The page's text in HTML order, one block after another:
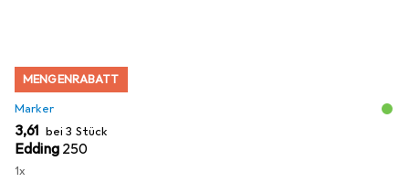
MENGENRABATT
Marker
EUR
3,61 bei 3 Stück
Edding 250
1x